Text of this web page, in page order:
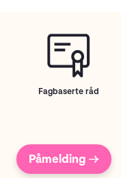
Fagbaserte råd
Påmelding →